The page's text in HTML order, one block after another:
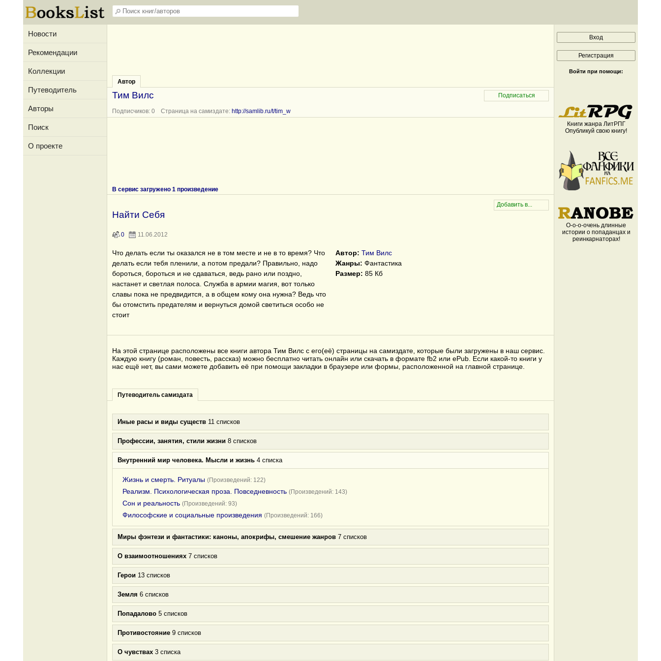
Новости
Рекомендации
Коллекции
Путеводитель
Авторы
Поиск
О проекте
Автор
Тим Вилс
Подписчиков: 0 Страница на самиздате: http://samlib.ru/t/tim_w
В сервис загружено 1 произведение
Найти Себя
0 11.06.2012
Что делать если ты оказался не в том месте и не в то время? Что
делать если тебя пленили, а потом предали? Правильно, надо
бороться, бороться и не cдаваться, ведь рано или поздно,
настанет и светлая полоса. Служба в армии магия, вот только
славы пока не предвидится, а в общем кому она нужна? Ведь что
бы отомстить предателям и вернуться домой светиться особо не
стоит
Автор: Тим Вилс
Жанры: Фантастика
Размер: 85 Кб
На этой странице расположены все книги автора Тим Вилс с его(её) страницы на самиздате, которые были загружены в наш сервис.
Каждую книгу (роман, повесть, рассказ) можно бесплатно читать онлайн или скачать в формате fb2 или ePub. Если какой-то книги у
нас ещё нет, вы сами можете добавить её при помощи закладки в браузере или формы, расположенной на главной странице.
Путеводитель самиздата
Иные расы и виды существ 11 списков
Профессии, занятия, стили жизни 8 списков
Внутренний мир человека. Мысли и жизнь 4 списка
Жизнь и смерть. Ритуалы (Произведений: 122)
Реализм. Психологическая проза. Повседневность (Произведений: 143)
Сон и реальность (Произведений: 93)
Философские и социальные произведения (Произведений: 166)
Миры фэнтези и фантастики: каноны, апокрифы, смешение жанров 7 списков
О взаимоотношениях 7 списков
Герои 13 списков
Земля 6 списков
Попадалово 5 списков
Противостояние 9 списков
О чувствах 3 списка
Войти при помощи:
Книги жанра ЛитРПГ
Опубликуй свою книгу!
О-о-о-очень длинные
истории о попаданцах и
реинкарнаторах!